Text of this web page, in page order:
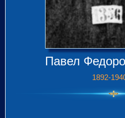
Павел
1892-